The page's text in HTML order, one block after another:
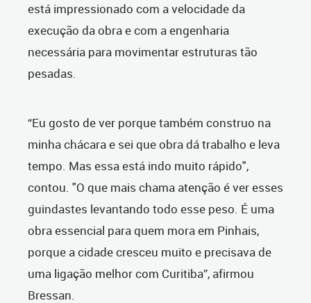
está impressionado com a velocidade da
execução da obra e com a engenharia
necessária para movimentar estruturas tão
pesadas.
“Eu gosto de ver porque também construo na
minha chácara e sei que obra dá trabalho e leva
tempo. Mas essa está indo muito rápido",
contou. "O que mais chama atenção é ver esses
guindastes levantando todo esse peso. É uma
obra essencial para quem mora em Pinhais,
porque a cidade cresceu muito e precisava de
uma ligação melhor com Curitiba”, afirmou
Bressan.